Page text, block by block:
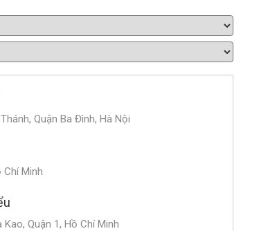
Quận Ba Đình, Hà Nội
Chí Minh
Quận 1, Hồ Chí Minh